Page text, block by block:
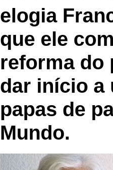
elogia
que ele
reforma do
dar início a
papas de
Mundo.